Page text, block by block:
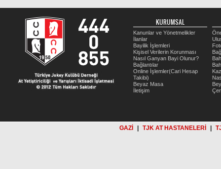
KURUMSAL
Kanunlar ve Yönetmelikler
İlanlar
Bayilik İşlemleri
Kişisel Verilerin Korunması
Nasıl Ganyan Bayi Olunur?
Bağlantılar
Online İşlemler(Cari Hesap
Takibi)
Beyaz Masa
İletişim
GAZİ TJK AT HASTANELERİ